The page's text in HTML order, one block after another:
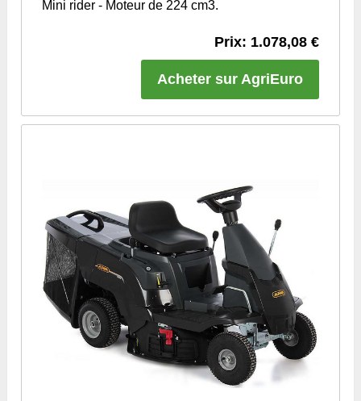
Mini rider - Moteur de 224 cm3.
Prix: 1.078,08 €
Acheter sur AgriEuro